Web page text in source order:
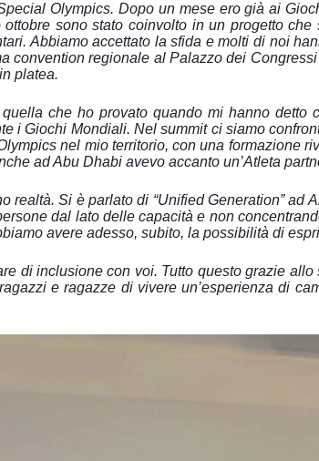
Olympics. Dopo un mese ero già ai
sono stato coinvolto in un progetto
Abbiamo accettato la sfida e molti di noi
convention regionale al Palazzo dei
platea.
che ho provato quando mi hanno
i Giochi Mondiali. Nel summit ci siamo
nel mio territorio, con una formazione
ad Abu Dhabi avevo accanto un’Atleta
realtà. Si è parlato di “Unified Generation”
dal lato delle capacità e non
avere adesso, subito, la possibilità di
di inclusione con voi. Tutto questo grazie
e ragazze di vivere un’esperienza di